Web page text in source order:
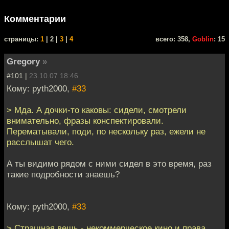
Комментарии
cтраницы: 1 | 2 | 3 4 всего: 358, Goblin: 15
Gregory »
#101 | 23.10.07 18:46
Кому: pyth2000, #33
> Мда. А дочки-то каковы: сидели, смотрели
внимательно, фразы конспектировали.
Перематывали, поди, по нескольку раз, ежели не
расслышат чего.
А ты видимо рядом с ними сидел в это время, раз
такие подробности знаешь?
Кому: pyth2000, #33